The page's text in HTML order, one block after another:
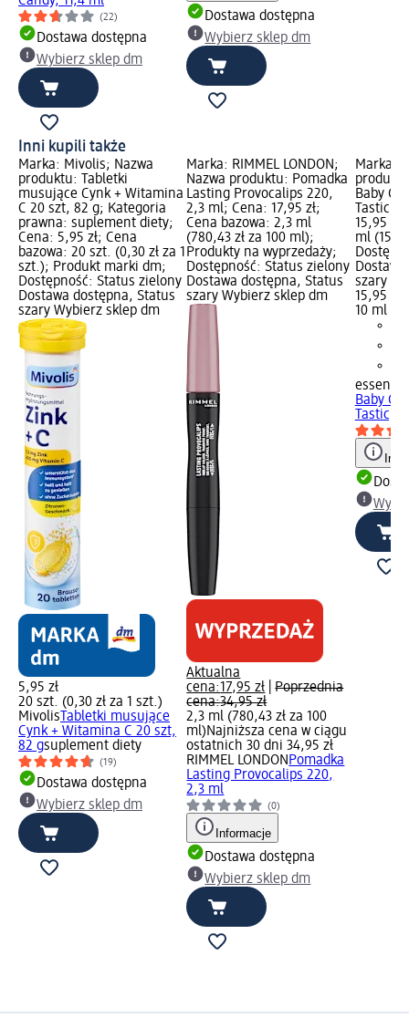
(22)
Dostawa dostępna
Wybierz sklep dm
Dostawa dostępna
Wybierz sklep dm
Inni kupili także
Marka: Mivolis; Nazwa
produktu: Tabletki
musujące Cynk + Witamina
C 20 szt, 82 g; Kategoria
prawna: suplement diety;
Cena: 5,95 zł; Cena
bazowa: 20 szt. (0,30 zł za 1
szt.); Produkt marki dm;
Dostępność: Status zielony
Dostawa dostępna, Status
szary Wybierz sklep dm
5,95 zł
20 szt. (0,30 zł za 1 szt.)
Mivolis Tabletki musujące
Cynk + Witamina C 20 szt,
82 gsuplement diety
(19)
Dostawa dostępna
Wybierz sklep dm
Marka: RIMMEL LONDON;
Nazwa produktu: Pomadka
Lasting Provocalips 220,
2,3 ml; Cena: 17,95 zł;
Cena bazowa: 2,3 ml
(780,43 zł za 100 ml);
Produkty na wyprzedaży;
Dostępność: Status zielony
Dostawa dostępna, Status
szary Wybierz sklep dm
Aktualna
cena:17,95 zł |Poprzednia
cena:34,95 zł
2,3 ml (780,43 zł za 100
ml)Najniższa cena w ciągu
ostatnich 30 dni 34,95 zł
RIMMEL LONDON Pomadka
Lasting Provocalips 220,
2,3 ml
(0)
Informacje
Dostawa dostępna
Wybierz sklep dm
Marka:
Baby
Tastic,
15,95
ml
szary
15,95 zł
10 ml
essence
Baby
Tastic,